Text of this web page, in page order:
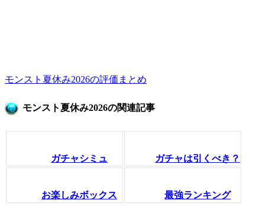
モンスト夏休み2026の評価まとめ
モンスト夏休み2026の関連記事
ガチャシミュ ガチャは引くべき？
お楽しみボックス 最強ランキング